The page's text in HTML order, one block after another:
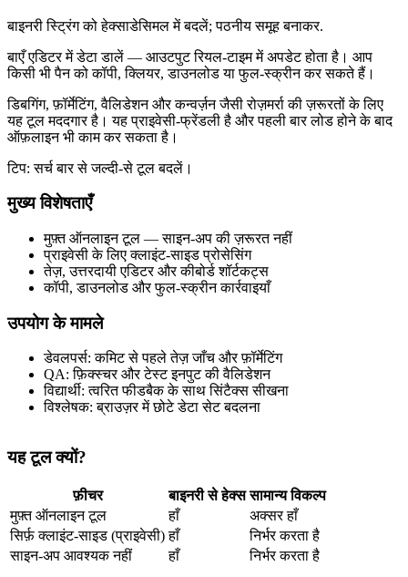
बाइनरी स्ट्रिंग को हेक्साडेसिमल में बदलें; पठनीय समूह बनाकर.
बाएँ एडिटर में डेटा डालें — आउटपुट रियल‑टाइम में अपडेट होता है। आप
किसी भी पैन को कॉपी, क्लियर, डाउनलोड या फुल‑स्क्रीन कर सकते हैं।
डिबगिंग, फ़ॉर्मेटिंग, वैलिडेशन और कन्वर्ज़न जैसी रोज़मर्रा की ज़रूरतों के लिए
यह टूल मददगार है। यह प्राइवेसी‑फ्रेंडली है और पहली बार लोड होने के बाद
ऑफ़लाइन भी काम कर सकता है।
टिप: सर्च बार से जल्दी‑से टूल बदलें।
मुख्य विशेषताएँ
मुफ़्त ऑनलाइन टूल — साइन‑अप की ज़रूरत नहीं
प्राइवेसी के लिए क्लाइंट‑साइड प्रोसेसिंग
तेज़, उत्तरदायी एडिटर और कीबोर्ड शॉर्टकट्स
कॉपी, डाउनलोड और फुल‑स्क्रीन कार्रवाइयाँ
उपयोग के मामले
डेवलपर्स: कमिट से पहले तेज़ जाँच और फ़ॉर्मेटिंग
QA: फ़िक्स्चर और टेस्ट इनपुट की वैलिडेशन
विद्यार्थी: त्वरित फीडबैक के साथ सिंटैक्स सीखना
विश्लेषक: ब्राउज़र में छोटे डेटा सेट बदलना
यह टूल क्यों?
फ़ीचर बाइनरी से हेक्स सामान्य विकल्प
मुफ़्त ऑनलाइन टूल
हाँ
अक्सर हाँ
सिर्फ़ क्लाइंट‑साइड (प्राइवेसी) हाँ
निर्भर करता है
साइन‑अप आवश्यक नहीं
हाँ निर्भर करता है